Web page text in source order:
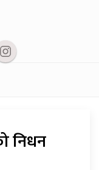
निधन